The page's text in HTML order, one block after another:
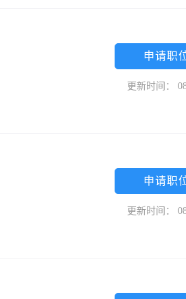
申请职
更新时间：
申请职
更新时间：